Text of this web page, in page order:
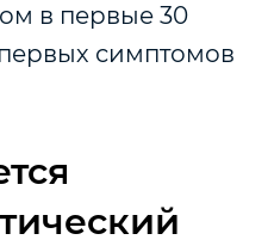
в первые 30
симптомов